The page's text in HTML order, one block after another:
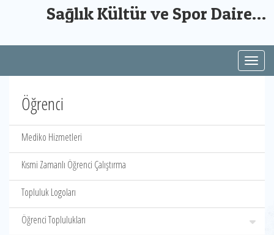
Sağlık Kültür ve Spor Daire
Öğrenci
Mediko Hizmetleri
Kısmi Zamanlı Öğrenci Çalıştırma
Topluluk Logoları
Öğrenci Toplulukları